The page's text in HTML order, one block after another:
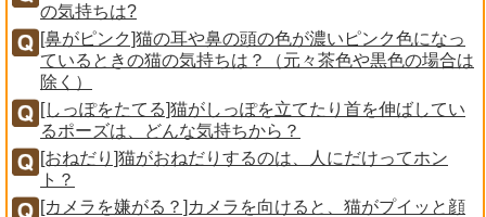
の気持ちは?
[鼻がピンク]猫の耳や鼻の頭の色が濃いピンク色になっ
ているときの猫の気持ちは？（元々茶色や黒色の場合は
除く）
[しっぽをたてる]猫がしっぽを立てたり首を伸ばしてい
るポーズは、どんな気持ちから？
[おねだり]猫がおねだりするのは、人にだけってホン
ト？
[カメラを嫌がる？]カメラを向けると、猫がプイッと顔